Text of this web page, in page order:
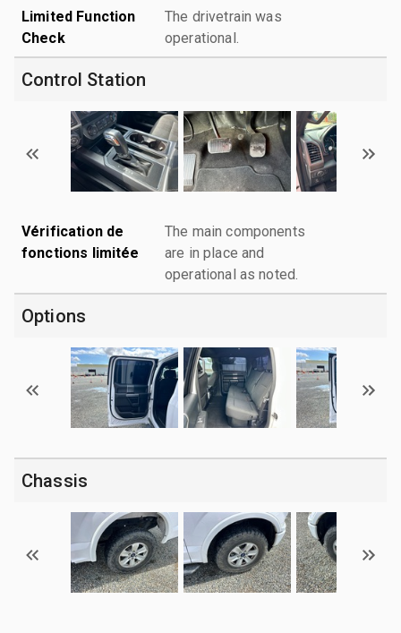
Limited Function
Check
The drivetrain was
operational.
Control Station
Vérification de
fonctions limitée
The main components
are in place and
operational as noted.
Options
Chassis